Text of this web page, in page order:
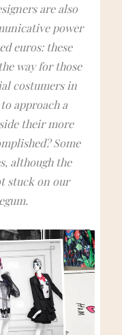
are also
power
euros: these
way for those
costumers in
approach a
their more
Some
although the
stuck on our